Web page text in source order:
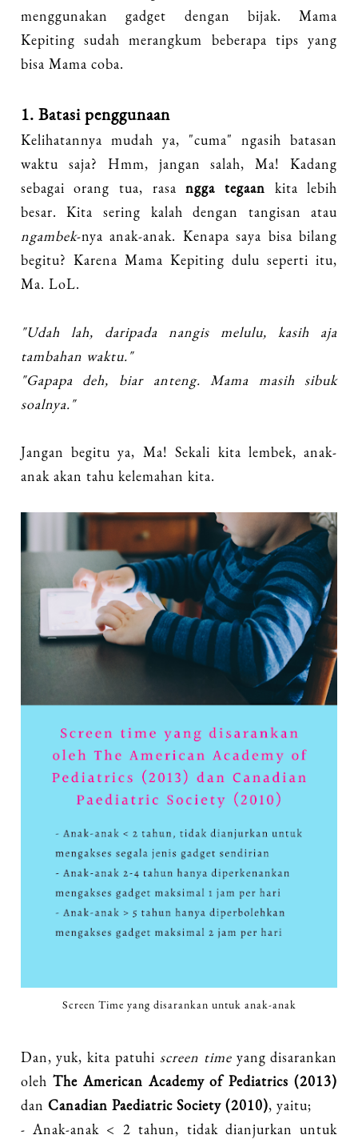
menggunakan gadget dengan bijak. Mama
Kepiting sudah merangkum beberapa tips yang
bisa Mama coba.
1. Batasi penggunaan
Kelihatannya mudah ya, "cuma" ngasih batasan
waktu saja? Hmm, jangan salah, Ma! Kadang
sebagai orang tua, rasangga tegaan kita lebih
besar. Kita sering kalah dengan tangisan atau
ngambek-nya anak-anak. Kenapa saya bisa bilang
begitu? Karena Mama Kepiting dulu seperti itu,
Ma. LoL.
"Udah lah, daripada nangis melulu, kasih aja
tambahan waktu."
"Gapapa deh, biar anteng. Mama masih sibuk
soalnya."
Jangan begitu ya, Ma! Sekali kita lembek, anak-
anak akan tahu kelemahan kita.
Screen Time yang disarankan untuk anak-anak
Dan, yuk, kita patuhi screen timeyang disarankan
oleh The American Academy of Pediatrics (2013)
dan Canadian Paediatric Society (2010), yaitu;
- Anak-anak < 2 tahun, tidak dianjurkan untuk